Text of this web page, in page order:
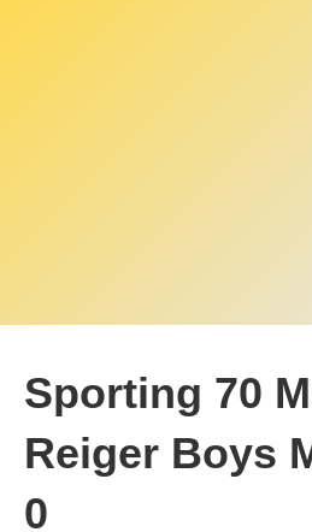
Sporting 70
Reiger Boys
0